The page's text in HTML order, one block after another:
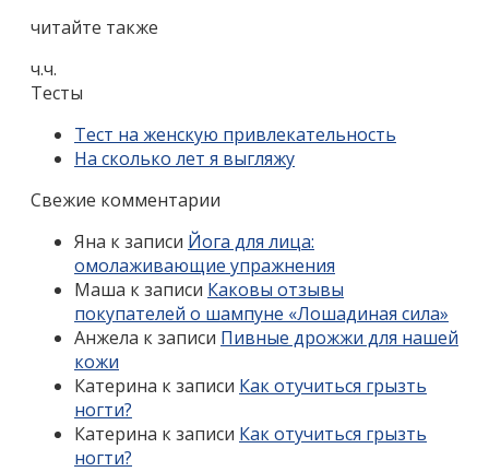
читайте также
ч.ч.
Тесты
Тест на женскую привлекательность
На сколько лет я выгляжу
Свежие комментарии
Яна к записи Йога для лица:
омолаживающие упражнения
Маша к записи Каковы отзывы
покупателей о шампуне «Лошадиная сила»
Анжела к записи Пивные дрожжи для нашей
кожи
Катерина к записи Как отучиться грызть
ногти?
Катерина к записи Как отучиться грызть
ногти?